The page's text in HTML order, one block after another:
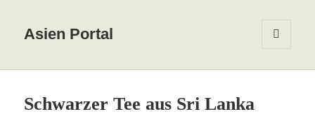
Asien Portal
WIDGETS
Schwarzer Tee aus Sri Lanka